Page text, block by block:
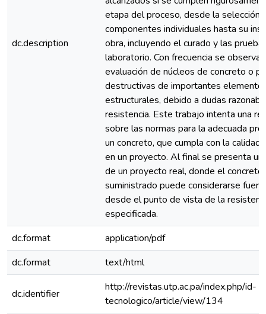
dc.description
etapa del proceso, desde la selección
componentes individuales hasta su
obra, incluyendo el curado y las
laboratorio. Con frecuencia se observa
evaluación de núcleos de concreto o
destructivas de importantes
estructurales, debido a dudas
resistencia. Este trabajo intenta una
sobre las normas para la adecuada
un concreto, que cumpla con la calidad
en un proyecto. Al final se presenta
de un proyecto real, donde el concreto
suministrado puede considerarse
desde el punto de vista de la
especificada.
dc.format
application/pdf
dc.format
text/html
dc.identifier
http://revistas.utp.ac.pa/index.php/id-
tecnologico/article/view/134